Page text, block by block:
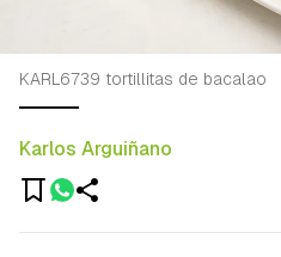
Karlos Arguiñano
KARL6739 tortillitas de bacalao